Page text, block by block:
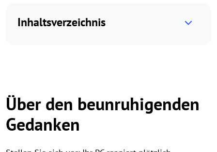
Inhaltsverzeichnis
Über den beunruhigenden
Gedanken